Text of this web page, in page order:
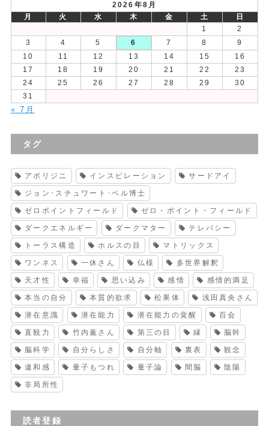
2026年8月
月
火 水 木 金 土
日
1
2
3
4 5 6 7 8
9
10
11 12 13 14 15
16
17
18 19 20 21 22
23
24
25 26 27 28 29
30
31
« 7月
タグ
アボリジニ インスピレーション サードアイ
ジョン･スチュワート･ベル博士
ゼロポイントフィールド ゼロ・ポイント・フィールド
ダークエネルギー ダークマター テレパシー
トーラス構造 ホルスの目 マトリックス
ワンネス 一休さん 仏様 多世界解釈
天才性 幸福 思い込み 感情 感情的満足
本当の自分 本質的欲求 松果体 浅田真央さん
潜在意識 潜在能力 潜在能力の覚醒 百会
直観力 竹内薫さん 第三の目 縁 脳幹
脳科学 自分らしさ 自分軸 裏表 観念
違和感 量子もつれ 量子論 間脳 陰陽
非局所性
読者登録